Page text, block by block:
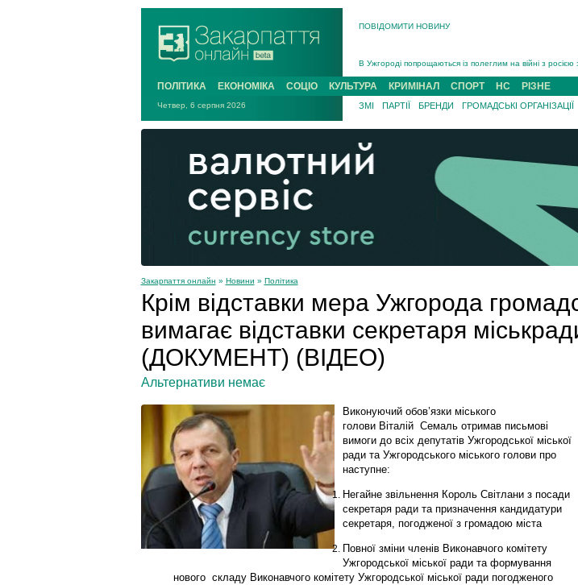
ПОВІДОМИТИ НОВИНУ
Інструктора районного ТЦК на Закарпатті судитимуть
В Ужгороді 5 серпня попрощаються із захисником
Підтвердили загибель захисника із Нанкова на
На війні з рф поліг військовий з Виноградова Ігнат
На Хустщині внаслідок ДТП за участі трьох авто
Інструктора районного ТЦК на Закарпатті судитимуть
ПОЛІТИКА ЕКОНОМІКА СОЦІО КУЛЬТУРА КРИМІНАЛ СПОРТ НС РІЗНЕ
Четвер, 6 серпня 2026 ЗМІ ПАРТІЇ БРЕНДИ ГРОМАДСЬКІ ОРГАНІЗАЦІЇ
Закарпаття онлайн » Новини » Політика
Крім відставки мера Ужгорода
вимагає відставки секретаря
(ДОКУМЕНТ) (ВІДЕО)
Альтернативи немає
Виконуючий обов’язки міського
голови Віталій Семаль отримав письмові
вимоги до всіх депутатів Ужгородської міської
ради та Ужгородського міського голови про
наступне:
Негайне звільнення Король Світлани з посади
секретаря ради та призначення кандидатури
секретаря, погодженої з громадою міста
Повної зміни членів Виконавчого комітету
Ужгородської міської ради та формування
нового складу Виконавчого комітету Ужгородської міської ради погодженого